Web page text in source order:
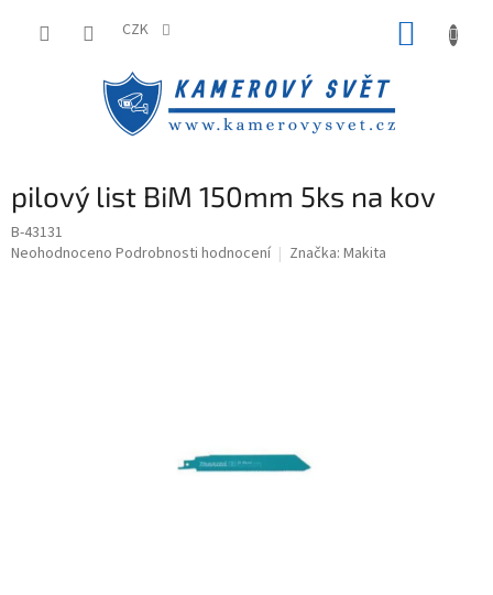
CZK
pilový list BiM 150mm 5ks na kov
B-43131
Průměrné
Neohodnoceno Podrobnosti hodnocení Značka: Makita